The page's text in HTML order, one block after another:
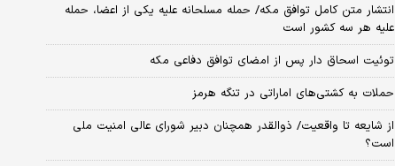
انتشار متن کامل توافق مکه/ حمله مسلحانه علیه یکی از اعضا، حمله
علیه هر سه کشور است
توئیت اسحاق دار پس از امضای توافق دفاعی مکه
حملات به کشتی‌های اماراتی در تنگه هرمز
از شایعه تا واقعیت/ ذوالقدر همچنان دبیر شورای ‌عالی امنیت ملی
است؟